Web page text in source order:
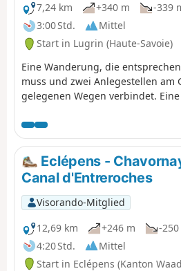
7,24 km
+340 m
-339
3:00 Std.
Mittel
Start in Lugrin (Haute-Savoie)
Eine Wanderung, die
muss und zwei Anlegestellen am
gelegenen Wegen verbindet.
Oratorien, Kapellen und Kirchen
sehen.
Eclépens -
Canal d'Entreroches
Visorando-Mitglied
12,69 km
+246 m
-
4:20 Std.
Mittel
Start in Eclépens (Kanton